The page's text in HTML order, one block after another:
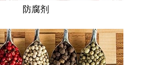
防腐剂